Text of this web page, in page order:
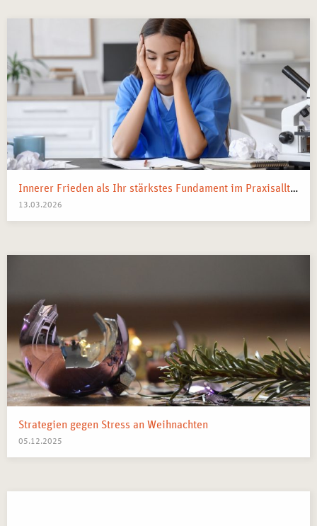
Innerer Frieden als Ihr stärkstes Fundament im Praxisalltag
13.03.2026
Strategien gegen Stress an Weihnachten
05.12.2025